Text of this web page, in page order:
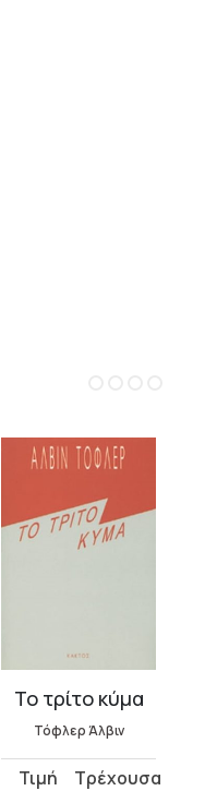
Το τρίτο κύμα
Τόφλερ Άλβιν
Original